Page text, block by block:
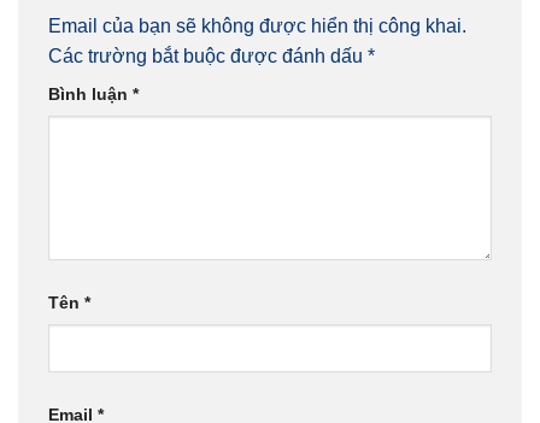
Email của bạn sẽ không được hiển thị công khai.
Các trường bắt buộc được đánh dấu *
Bình luận *
Tên *
Email *